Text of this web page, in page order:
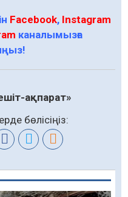
Facebook, Instagram
каналымызға
ақпарат»
бөлісіңіз: